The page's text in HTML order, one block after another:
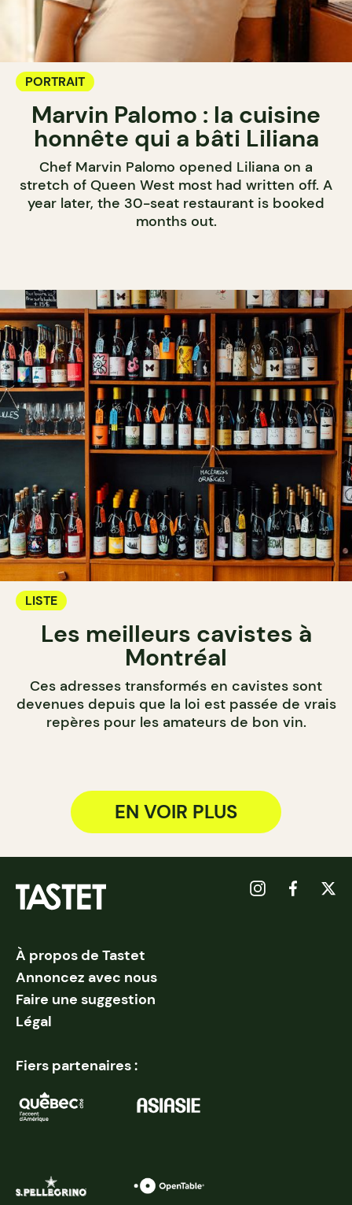
PORTRAIT
Marvin Palomo : la cuisine
honnête qui a bâti Liliana
Chef Marvin Palomo opened Liliana on a
stretch of Queen West most had written off. A
year later, the 30-seat restaurant is booked
months out.
LISTE
Les meilleurs cavistes à
Montréal
Ces adresses transformés en cavistes sont
devenues depuis que la loi est passée de vrais
repères pour les amateurs de bon vin.
EN VOIR PLUS
À propos de Tastet
Annoncez avec nous
Faire une suggestion
Légal
Fiers partenaires :